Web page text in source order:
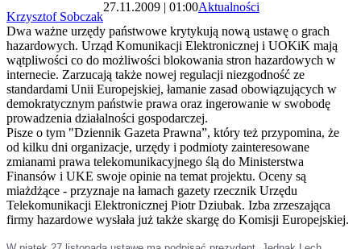
Krzysztof Sobczak
27.11.2009 | 01:00Aktualności
Dwa ważne urzędy państwowe krytykują nową ustawę o grach
hazardowych. Urząd Komunikacji Elektronicznej i UOKiK mają
wątpliwości co do możliwości blokowania stron hazardowych w
internecie. Zarzucają także nowej regulacji niezgodność ze
standardami Unii Europejskiej, łamanie zasad obowiązujących w
demokratycznym państwie prawa oraz ingerowanie w swobodę
prowadzenia działalności gospodarczej.
Pisze o tym "Dziennik Gazeta Prawna”, który też przypomina, że
od kilku dni organizacje, urzędy i podmioty zainteresowane
zmianami prawa telekomunikacyjnego ślą do Ministerstwa
Finansów i UKE swoje opinie na temat projektu. Oceny są
miażdżące - przyznaje na łamach gazety rzecznik Urzędu
Telekomunikacji Elektronicznej Piotr Dziubak. Izba zrzeszająca
firmy hazardowe wysłała już także skargę do Komisji Europejskiej.